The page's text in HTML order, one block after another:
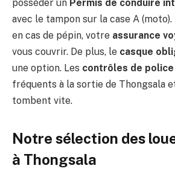
posséder un Permis de conduire
avec le tampon sur la case A (moto).
en cas de pépin, votre assurance
vous couvrir. De plus, le casque
une option. Les contrôles de police
fréquents à la sortie de Thongsala
tombent vite.
Notre sélection des
à Thongsala